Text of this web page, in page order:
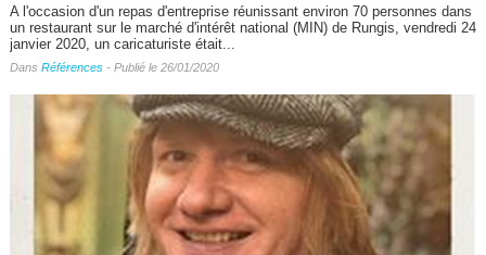
A l'occasion d'un repas d'entreprise réunissant environ 70 personnes dans
un restaurant sur le marché d'intérêt national (MIN) de Rungis, vendredi 24
janvier 2020, un caricaturiste était...
Dans Références- Publié le 26/01/2020